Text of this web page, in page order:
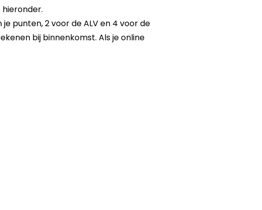
hieronder.
punten, 2 voor de ALV en 4 voor de
bij binnenkomst. Als je online